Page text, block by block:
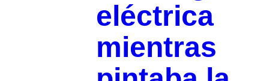
eléctrica
mientras